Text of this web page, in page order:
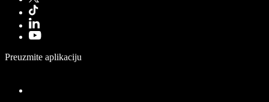
Preuzmite aplikaciju